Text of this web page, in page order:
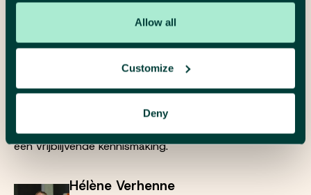
Allow all
Customize
Deny
Plan een gesprek
We luisteren, denken mee en maken het
concreet. Neem gerust contact op voor
een vrijblijvende kennismaking.
Hélène Verhenne